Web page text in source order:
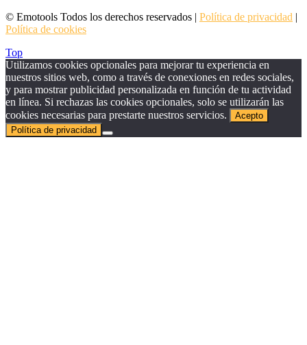
© Emotools Todos los derechos reservados | Política de privacidad |
Política de cookies
Top
Utilizamos cookies opcionales para mejorar tu experiencia en
nuestros sitios web, como a través de conexiones en redes sociales,
y para mostrar publicidad personalizada en función de tu actividad
en línea. Si rechazas las cookies opcionales, solo se utilizarán las
cookies necesarias para prestarte nuestros servicios.
Acepto
Política de privacidad